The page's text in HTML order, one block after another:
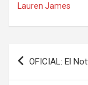
Lauren James
Navegación
OFICIAL: El